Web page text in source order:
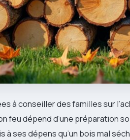
à conseiller des familles sur
feu dépend d’une préparation
à ses dépens qu’un bois mal